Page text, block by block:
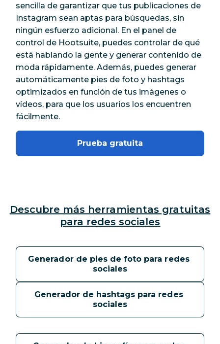
sencilla de garantizar que tus publicaciones de
Instagram sean aptas para búsquedas, sin
ningún esfuerzo adicional. En el panel de
control de Hootsuite, puedes controlar de qué
está hablando la gente y generar contenido de
moda rápidamente. Además, puedes generar
automáticamente pies de foto y hashtags
optimizados en función de tus imágenes o
vídeos, para que los usuarios los encuentren
fácilmente.
Prueba gratuita
Descubre más herramientas gratuitas
para redes sociales
Generador de pies de foto para redes
sociales
Generador de hashtags para redes
sociales